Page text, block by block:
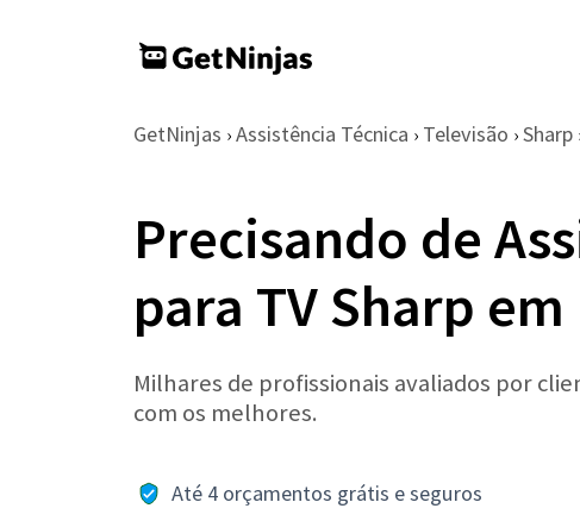
GetNinjas › Assistência Técnica › Televisão › Sharp
Precisando de
para TV Sharp em
Milhares de profissionais avaliados por
com os melhores.
Até 4 orçamentos grátis e seguros